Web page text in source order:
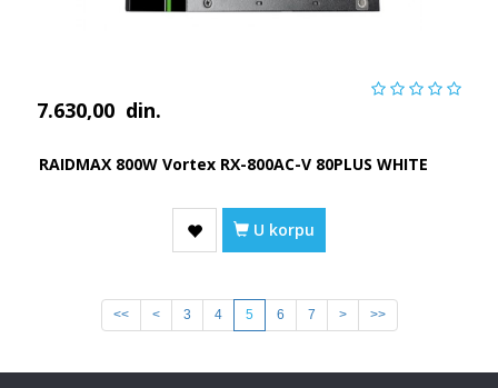
7.630,00 din.
RAIDMAX 800W Vortex RX-800AC-V 80PLUS WHITE
U korpu
<< < 3 4 5 6 7 > >>